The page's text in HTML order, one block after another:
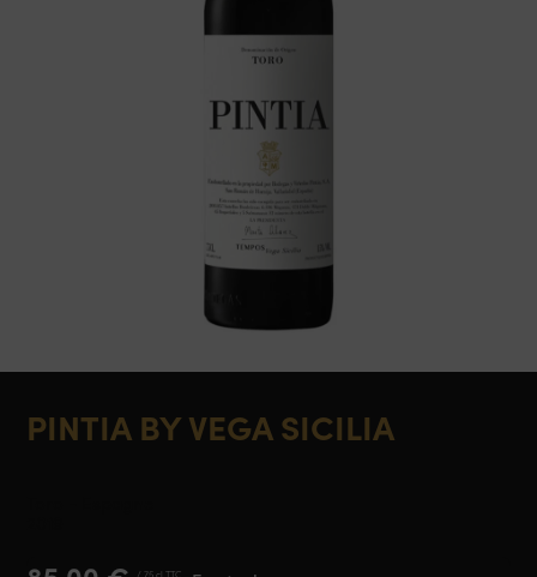
PINTIA BY VEGA SICILIA
/ 75 cl TTC